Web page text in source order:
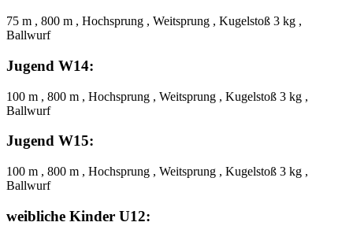
75 m , 800 m , Hochsprung , Weitsprung , Kugelstoß 3 kg ,
Ballwurf
Jugend W14:
100 m , 800 m , Hochsprung , Weitsprung , Kugelstoß 3 kg ,
Ballwurf
Jugend W15:
100 m , 800 m , Hochsprung , Weitsprung , Kugelstoß 3 kg ,
Ballwurf
weibliche Kinder U12: